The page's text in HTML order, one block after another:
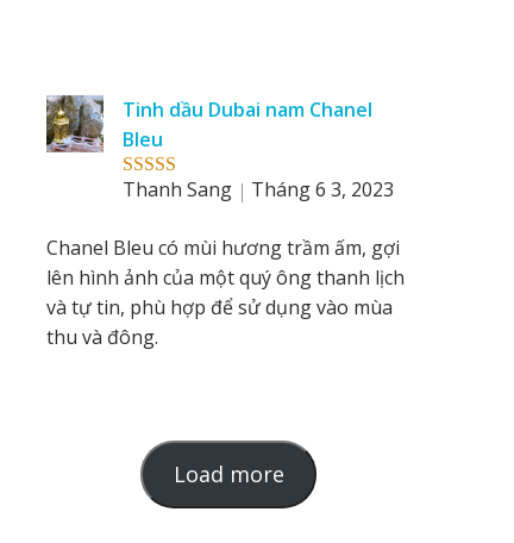
Rated5 out
Tinh dầu Dubai nam Chanel
Bleu
Thanh Sang
Tháng 6 3, 2023
Chanel Bleu có mùi hương trầm ấm, gợi
lên hình ảnh của một quý ông thanh lịch
và tự tin, phù hợp để sử dụng vào mùa
thu và đông.
Load moreL
o